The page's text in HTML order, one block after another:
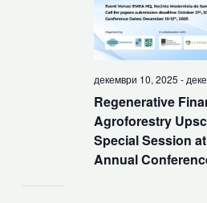
Regenerative
Agroforestry
Special Session
Annual
декември 10, 2025 -